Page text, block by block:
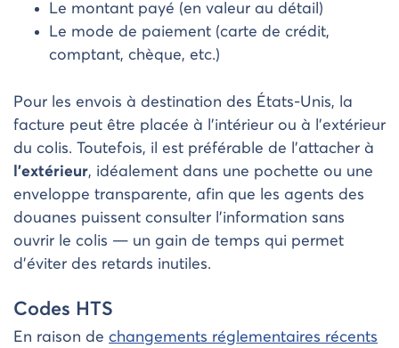
Le montant payé (en valeur au détail)
Le mode de paiement (carte de crédit,
comptant, chèque, etc.)
Pour les envois à destination des États-Unis, la
facture peut être placée à l’intérieur ou à l’extérieur
du colis. Toutefois, il est préférable de l’attacher à
l’extérieur, idéalement dans une pochette ou une
enveloppe transparente, afin que les agents des
douanes puissent consulter l’information sans
ouvrir le colis — un gain de temps qui permet
d’éviter des retards inutiles.
Codes HTS
En raison de changements réglementaires récents